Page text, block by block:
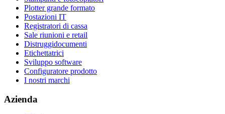
Plotter grande formato
Postazioni IT
Registratori di cassa
Sale riunioni e retail
Distruggidocumenti
Etichettatrici
Sviluppo software
Configuratore prodotto
I nostri marchi
Azienda